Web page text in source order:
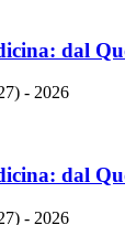
dal
- 2026
dal
- 2026